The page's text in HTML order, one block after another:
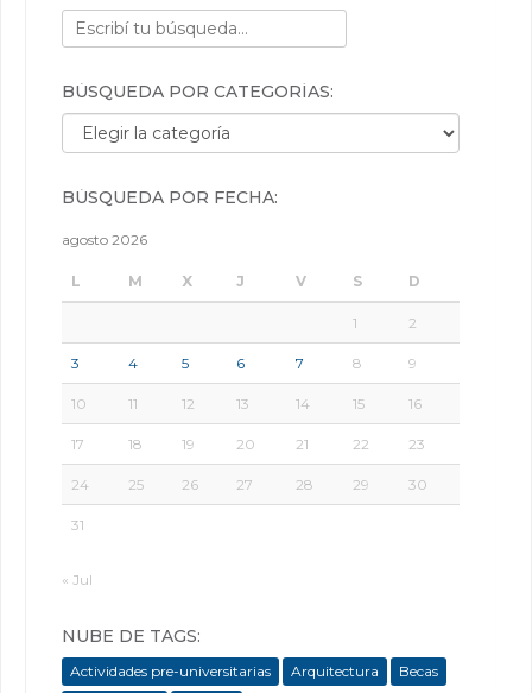
BÚSQUEDA POR CATEGORÍAS:
Búsqueda por categorías:
BÚSQUEDA POR FECHA:
agosto 2026
L M X J V S D
1 2
3 4 5 6 7 8 9
10 11 12 13 14 15 16
17 18 19 20 21 22 23
24 25 26 27 28 29 30
31
« Jul
NUBE DE TAGS:
Actividades pre-universitarias Arquitectura
Becas